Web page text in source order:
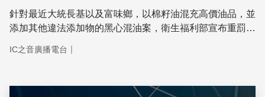
針對最近大統長基以及富味鄉，以棉籽油混充高價油品，並
添加其他違法添加物的黑心混油案，衛生福利部宣布重罰大
而富味鄉則罰款4.6億元。
IC之音廣播電台 ｜